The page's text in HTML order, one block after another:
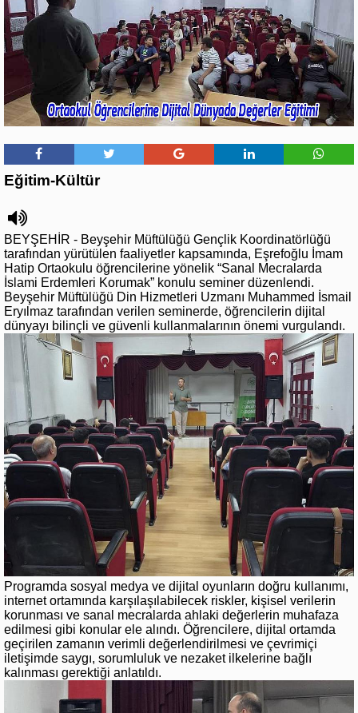
Eğitim-Kültür
BEYŞEHİR - Beyşehir Müftülüğü Gençlik Koordinatörlüğü
tarafından yürütülen faaliyetler kapsamında, Eşrefoğlu İmam
Hatip Ortaokulu öğrencilerine yönelik “Sanal Mecralarda
İslami Erdemleri Korumak” konulu seminer düzenlendi.
Beyşehir Müftülüğü Din Hizmetleri Uzmanı Muhammed İsmail
Eryılmaz tarafından verilen seminerde, öğrencilerin dijital
dünyayı bilinçli ve güvenli kullanmalarının önemi vurgulandı.
Programda sosyal medya ve dijital oyunların doğru kullanımı,
internet ortamında karşılaşılabilecek riskler, kişisel verilerin
korunması ve sanal mecralarda ahlaki değerlerin muhafaza
edilmesi gibi konular ele alındı. Öğrencilere, dijital ortamda
geçirilen zamanın verimli değerlendirilmesi ve çevrimiçi
iletişimde saygı, sorumluluk ve nezaket ilkelerine bağlı
kalınması gerektiği anlatıldı.